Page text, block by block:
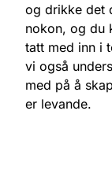
og drikke det
nokon, og du
tatt med inn i
vi også
med på å
er levande.